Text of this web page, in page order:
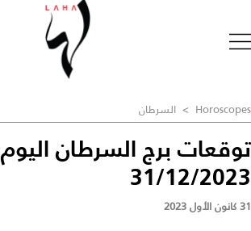
Horoscopes
> السرطان
توقعات برج السرطان اليوم
31/12/2023
31 كانون الأول 2023